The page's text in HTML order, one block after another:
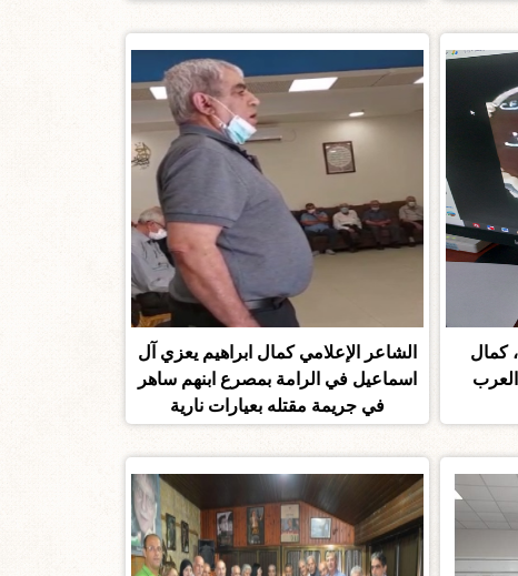
كمال
الشاعر الإعلامي كمال ابراهيم يعزي آل
اسماعيل في الرامة بمصرع ابنهم ساهر
في جريمة مقتله بعيارات نارية